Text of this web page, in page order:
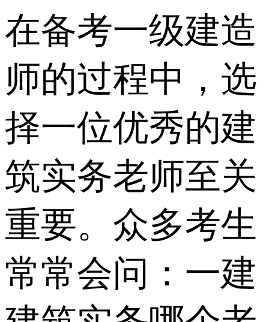
在备考一级建造
师的过程中，选
择一位优秀的建
筑实务老师至关
重要。众多考生
常常会问：一建